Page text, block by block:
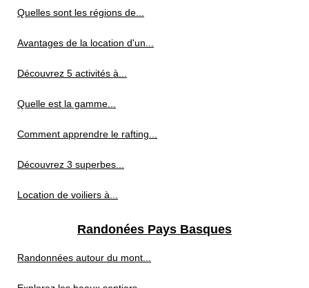
Quelles sont les régions de...
Avantages de la location d'un...
Découvrez 5 activités à...
Quelle est la gamme...
Comment apprendre le rafting...
Découvrez 3 superbes...
Location de voiliers à...
Randonées Pays Basques
Randonnées autour du mont...